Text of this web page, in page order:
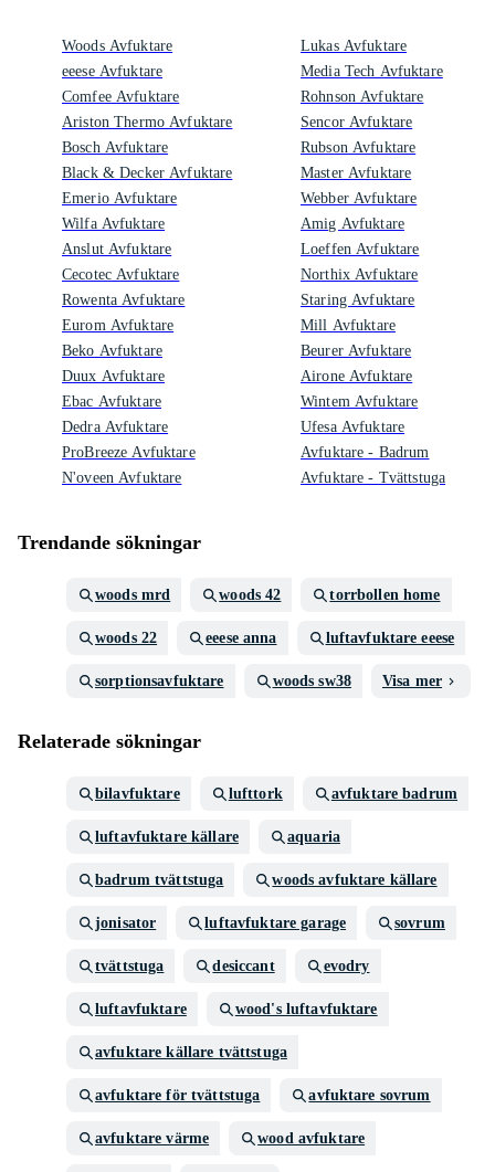
Woods Avfuktare
eeese Avfuktare
Comfee Avfuktare
Ariston Thermo Avfuktare
Bosch Avfuktare
Black & Decker Avfuktare
Emerio Avfuktare
Wilfa Avfuktare
Anslut Avfuktare
Cecotec Avfuktare
Rowenta Avfuktare
Eurom Avfuktare
Beko Avfuktare
Duux Avfuktare
Ebac Avfuktare
Dedra Avfuktare
ProBreeze Avfuktare
N'oveen Avfuktare
Lukas Avfuktare
Media Tech Avfuktare
Rohnson Avfuktare
Sencor Avfuktare
Rubson Avfuktare
Master Avfuktare
Webber Avfuktare
Amig Avfuktare
Loeffen Avfuktare
Northix Avfuktare
Staring Avfuktare
Mill Avfuktare
Beurer Avfuktare
Airone Avfuktare
Wintem Avfuktare
Ufesa Avfuktare
Avfuktare - Badrum
Avfuktare - Tvättstuga
Trendande sökningar
woods mrd woods 42 torrbollen home
woods 22 eeese anna luftavfuktare eeese
sorptionsavfuktare woods sw38 Visa mer
Relaterade sökningar
bilavfuktare lufttork avfuktare badrum
luftavfuktare källare aquaria
badrum tvättstuga woods avfuktare källare
jonisator luftavfuktare garage sovrum
tvättstuga desiccant evodry
luftavfuktare wood's luftavfuktare
avfuktare källare tvättstuga
avfuktare för tvättstuga avfuktare sovrum
avfuktare värme wood avfuktare